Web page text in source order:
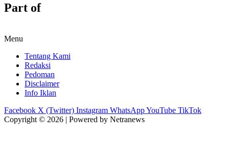
Part of
Menu
Tentang Kami
Redaksi
Pedoman
Disclaimer
Info Iklan
Facebook X (Twitter) Instagram WhatsAppYouTube TikTok
Copyright © 2026 | Powered by Netranews